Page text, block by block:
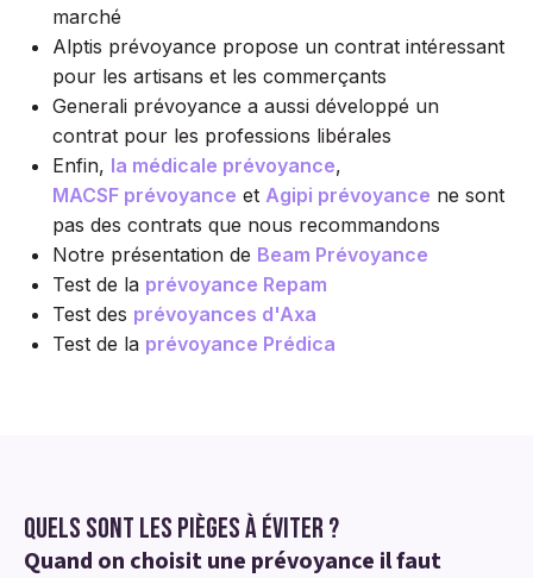
marché
Alptis prévoyance propose un contrat intéressant
pour les artisans et les commerçants
Generali prévoyance a aussi développé un
contrat pour les professions libérales
Enfin, la médicale prévoyance,
MACSF prévoyance et Agipi prévoyance ne sont
pas des contrats que nous recommandons
Notre présentation de Beam Prévoyance
Test de la prévoyance Repam
Test des prévoyances d'Axa
Test de la prévoyance Prédica
Quels sont les pièges à éviter ?
Quand on choisit une prévoyance il faut